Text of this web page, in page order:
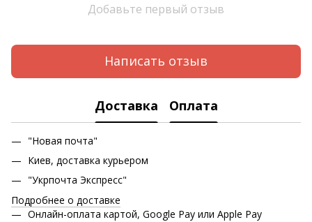
Добавьте первый отзыв
Написать отзыв
Доставка Оплата
"Новая почта"
Киев, доставка курьером
"Укрпочта Экспресс"
Подробнее о доставке
Онлайн-оплата картой, Google Pay или Apple Pay